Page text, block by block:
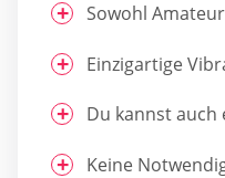
Sowohl
Einzigartige
Du kannst
Keine